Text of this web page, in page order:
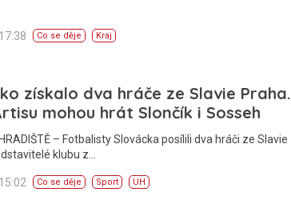
Co se děje Kraj
získalo dva hráče ze Slavie Praha.
mohou hrát Slončík i Sosseh
– Fotbalisty Slovácka posílili dva hráči ze Slavie
klubu z…
Co se děje Sport UH